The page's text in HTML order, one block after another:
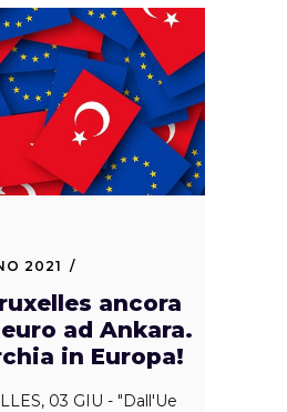
2021
ancora
ad Ankara.
in Europa!
03 GIU - "Dall'Ue